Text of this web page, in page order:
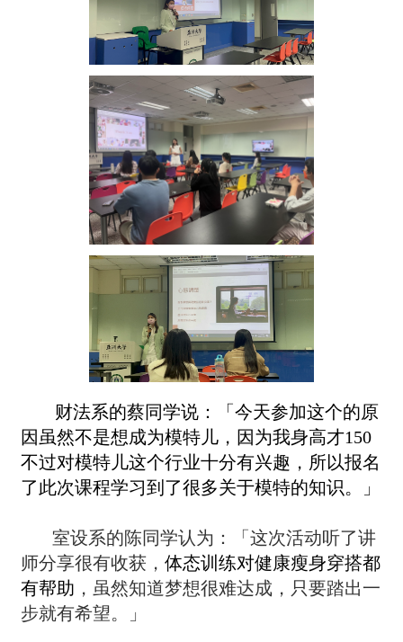
财法系的蔡同学说：「今天参加这个的原
因虽然不是想成为模特儿，因为我身高才150
不过对模特儿这个行业十分有兴趣，所以报名
了此次课程学习到了很多关于模特的知识。」
室设系的陈同学认为：「这次活动听了讲
师分享很有收获， 体态训练对健康瘦身穿搭都
有帮助 ，虽然知道梦想很难达成，只要踏出一
步就有希望。」